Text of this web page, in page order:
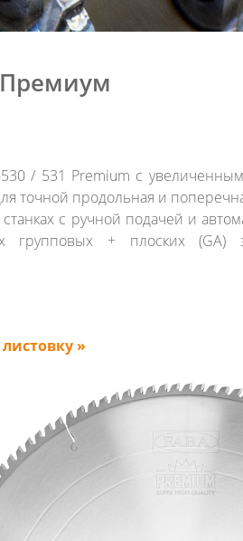
/ 531 Premium с
точной продольная и
с ручной подачей и
групповых + плоских (GA)
»